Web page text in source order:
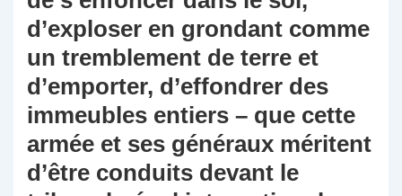
d’exploser en grondant comme
un tremblement de terre et
d’emporter, d’effondrer des
immeubles entiers – que cette
armée et ses généraux méritent
d’être conduits devant le